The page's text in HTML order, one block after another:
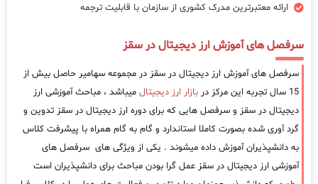
ارائه معتبرترین مدرک کشوری از سازمان با قابلیت ترجمه
سرفصل های آموزش ارز دیجیتال در سقز
سرفصل های آموزش ارز دیجیتال در سقز در مجموعه سهامیر حاصل بیش از
15 سال تجربه این مرکز در
بازار ارز دیجیتال میباشد ، مباحث آموزشی ارز
دیجیتال در سقز و سرفصل هایی که برای دوره ارز دیجیتال در سقز تدوین و
گرد آوری شده بصورت کاملا استاندارد و گام به گام همراه با پیشرفت کلاس
به دانشپذیران آموزش داده میشوند . یکی از ویژگی های سرفصل های
آموزشی ارز دیجیتال در سقز عمل گرا بودن مباحث برای دانشپذیران است